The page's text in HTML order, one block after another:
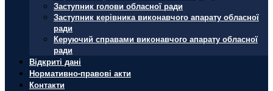
Заступник голови обласної ради
Заступник керівника виконавчого апарату обласної
ради
Керуючий справами виконавчого апарату обласної
ради
Відкриті дані
Нормативно-правові акти
Контакти